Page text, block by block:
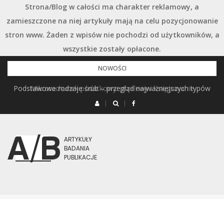
Strona/Blog w całości ma charakter reklamowy, a
zamieszczone na niej artykuły mają na celu pozycjonowanie
stron www. Żaden z wpisów nie pochodzi od użytkowników, a
wszystkie zostały opłacone.
Przejdź
do
treści
NOWOŚCI
Mikrorachunek podatkowy: przelewy i księgowanie
Podstawowe rodzaje śrub – przegląd najważniejszych typów